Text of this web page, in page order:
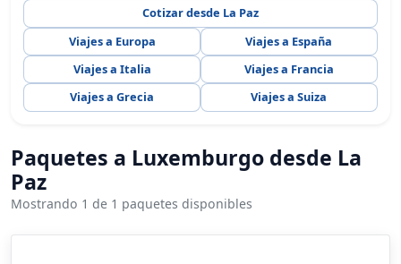
Cotizar desde La Paz
Viajes a Europa
Viajes a España
Viajes a Italia
Viajes a Francia
Viajes a Grecia
Viajes a Suiza
Paquetes a Luxemburgo desde La
Paz
Mostrando 1 de 1 paquetes disponibles